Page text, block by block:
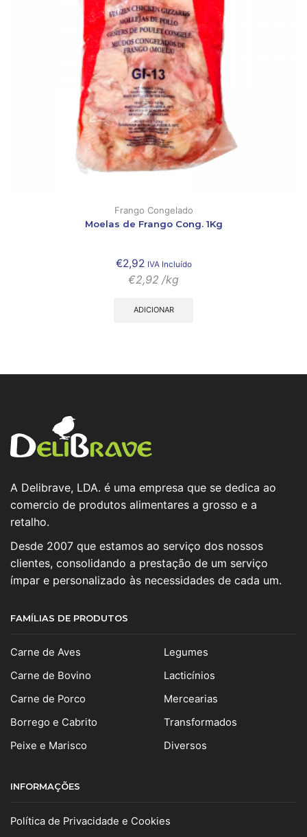
Frango Congelado
Moelas de Frango Cong. 1Kg
€2,92 IVA Incluído
€2,92 /kg
ADICIONAR
A Delibrave, LDA. é uma empresa que se dedica ao
comercio de produtos alimentares a grosso e a
retalho.
Desde 2007 que estamos ao serviço dos nossos
clientes, consolidando a prestação de um serviço
ímpar e personalizado às necessidades de cada um.
FAMÍLIAS DE PRODUTOS
Carne de Aves
Carne de Bovino
Carne de Porco
Borrego e Cabrito
Peixe e Marisco
Legumes
Lacticínios
Mercearias
Transformados
Diversos
INFORMAÇÕES
Política de Privacidade e Cookies